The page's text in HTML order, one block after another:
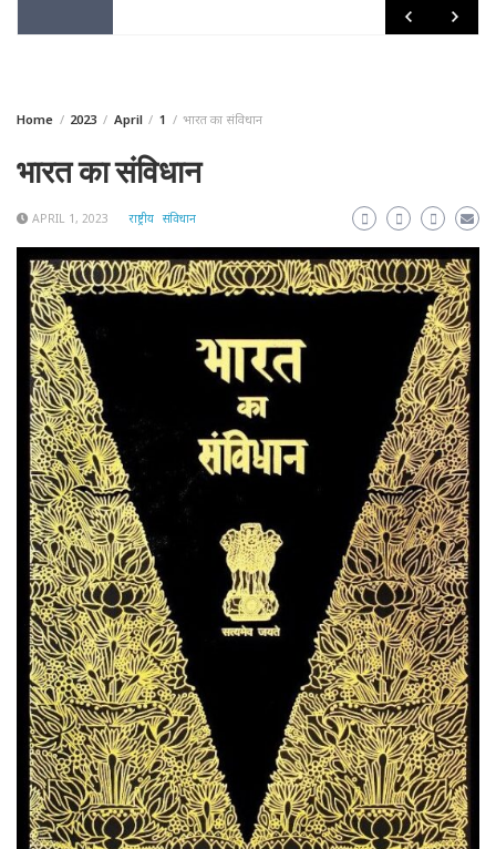
Home 2023 April 1 भारत का संविधान
भारत का संविधान
APRIL 1, 2023 राष्ट्रीय संविधान